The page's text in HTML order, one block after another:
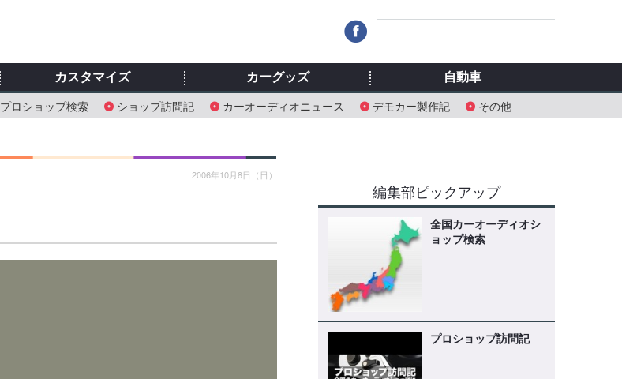
プロショップ検索 ショップ訪問記 カーオーディオニュース デモカー製作記 その他
カスタマイズ カーグッズ 自動車
2006年10月8日（日）
編集部ピックアップ
全国カーオーディオシ
ョップ検索
プロショップ訪問記